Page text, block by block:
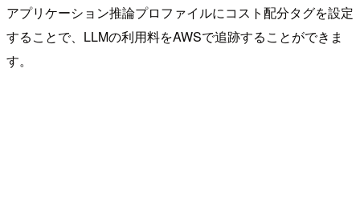
アプリケーション推論プロファイルにコスト配分タグを設定
することで、LLMの利用料をAWSで追跡することができま
す。